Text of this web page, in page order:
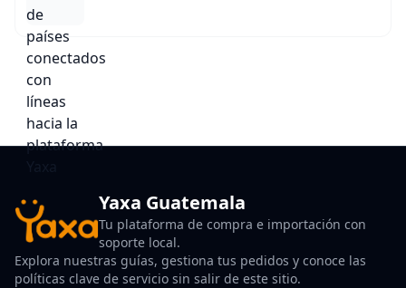
Yaxa Guatemala
Tu plataforma de compra e importación con
soporte local.
Explora nuestras guías, gestiona tus pedidos y conoce las
políticas clave de servicio sin salir de este sitio.